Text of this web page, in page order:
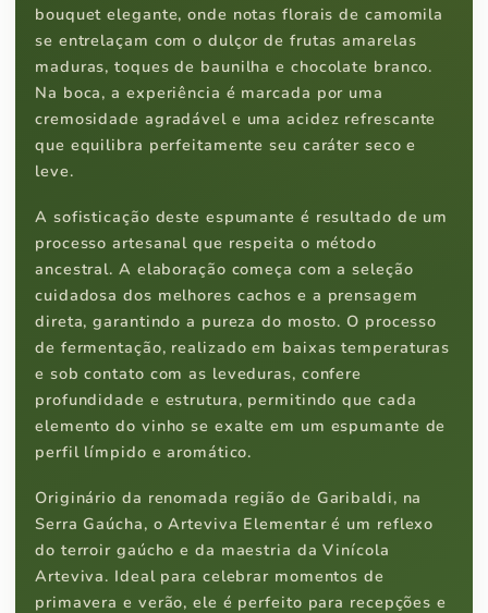
bouquet elegante, onde notas florais de camomila
se entrelaçam com o dulçor de frutas amarelas
maduras, toques de baunilha e chocolate branco.
Na boca, a experiência é marcada por uma
cremosidade agradável e uma acidez refrescante
que equilibra perfeitamente seu caráter seco e
leve.
A sofisticação deste espumante é resultado de um
processo artesanal que respeita o método
ancestral. A elaboração começa com a seleção
cuidadosa dos melhores cachos e a prensagem
direta, garantindo a pureza do mosto. O processo
de fermentação, realizado em baixas temperaturas
e sob contato com as leveduras, confere
profundidade e estrutura, permitindo que cada
elemento do vinho se exalte em um espumante de
perfil límpido e aromático.
Originário da renomada região de Garibaldi, na
Serra Gaúcha, o Arteviva Elementar é um reflexo
do terroir gaúcho e da maestria da Vinícola
Arteviva. Ideal para celebrar momentos de
primavera e verão, ele é perfeito para recepções e